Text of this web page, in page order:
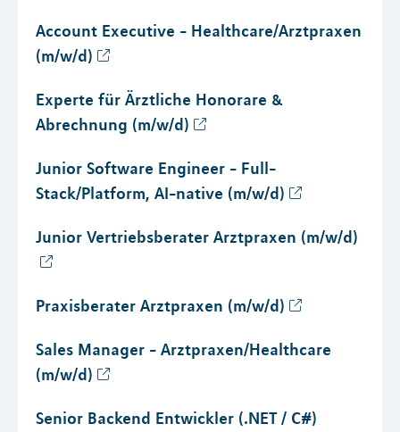
Account Executive - Healthcare/Arztpraxen
(m/w/d)
Experte für Ärztliche Honorare &
Abrechnung (m/w/d)
Junior Software Engineer - Full-
Stack/Platform, AI-native (m/w/d)
Junior Vertriebsberater Arztpraxen (m/w/d)
Praxisberater Arztpraxen (m/w/d)
Sales Manager - Arztpraxen/Healthcare
(m/w/d)
Senior Backend Entwickler (.NET / C#)